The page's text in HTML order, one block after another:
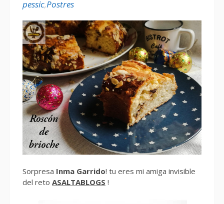
pessic,Postres
Sorpresa Inma Garrido! tu eres mi amiga invisible
del reto ASALTABLOGS !